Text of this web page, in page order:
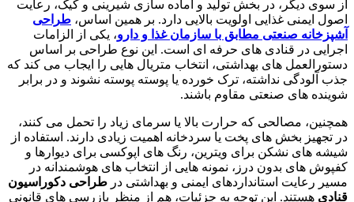
از سوی دیگر، در بخش تولید و آماده سازی شیرینی و کیک، رعایت
اصول ایمنی غذایی اولویت بالایی دارد. بر همین اساس، طراحی
آشپزخانه صنعتی مطابق با سازمان غذا و دارو، یکی از الزامات
اجرایی در قنادی های حرفه ای است. این نوع طراحی بر اساس
دستورالعمل های بهداشتی، انتخاب متریال هایی را ایجاب می کند که
جذب آلودگی نداشته، ترک خورده یا پوسته پوسته نشوند و در برابر
شوینده های صنعتی مقاوم باشند.
همچنین، مصالحی که حرارت بالا یا سرمای زیاد را تحمل می کنند،
در تجهیز بخش های پخت یا سردخانه اهمیت زیادی دارند. استفاده از
شیشه های نشکن برای ویترین، رنگ های اپوکسی برای دیوارها و
کفپوش های بدون درز، نمونه هایی از انتخاب های هوشمندانه در
مسیر رعایت استانداردهای ایمنی و بهداشتی در طراحی دکوراسیون
قنادی هستند. این توجه به جزئیات، هم از منظر بازرسی های قانونی